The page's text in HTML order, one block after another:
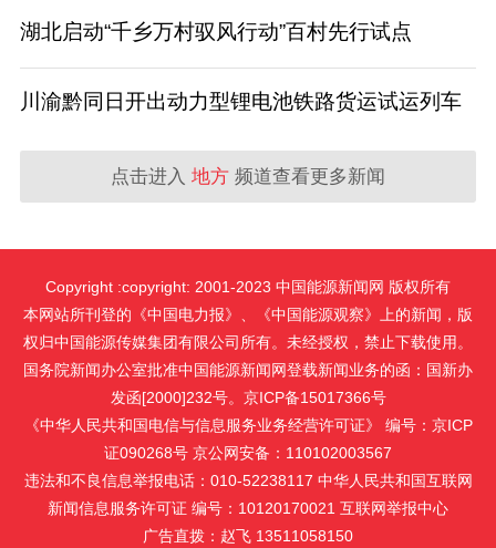
湖北启动“千乡万村驭风行动”百村先行试点
川渝黔同日开出动力型锂电池铁路货运试运列车
点击进入 地方 频道查看更多新闻
Copyright :copyright: 2001-2023 中国能源新闻网 版权所有
本网站所刊登的《中国电力报》、《中国能源观察》上的新闻，版
权归中国能源传媒集团有限公司所有。未经授权，禁止下载使用。
国务院新闻办公室批准中国能源新闻网登载新闻业务的函：国新办
发函[2000]232号。京ICP备15017366号
《中华人民共和国电信与信息服务业务经营许可证》 编号：京ICP
证090268号 京公网安备：110102003567
违法和不良信息举报电话：010-52238117 中华人民共和国互联网
新闻信息服务许可证 编号：10120170021 互联网举报中心
广告直拨：赵飞 13511058150